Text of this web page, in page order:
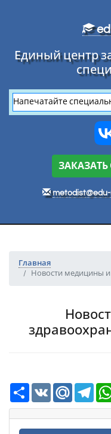
Единый центр
Главная
Новости медицины и
РесурсVK Mail.Ru